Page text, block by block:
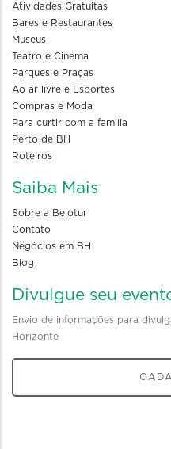
Atividades Gratuitas
Bares e Restaurantes
Museus
Teatro e Cinema
Parques e Praças
Ao ar livre e Esportes
Compras e Moda
Para curtir com a familia
Perto de BH
Roteiros
Saiba Mais
Sobre a Belotur
Contato
Negócios em BH
Blog
Divulgue seu
Envio de informações para
Horizonte